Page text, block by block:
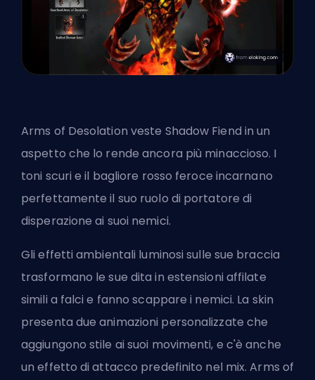
Arms of Desolation veste Shadow Fiend in un
aspetto che lo rende ancora più minaccioso. I
toni scuri e il bagliore rosso feroce incarnano
perfettamente il suo ruolo di portatore di
disperazione ai suoi nemici.
Gli effetti ambientali luminosi sulle sue braccia
trasformano le sue dita in estensioni affilate
simili a falci e fanno scappare i nemici. La skin
presenta due animazioni personalizzate che
aggiungono stile ai suoi movimenti, e c'è anche
un effetto di attacco predefinito nel mix. Arms of